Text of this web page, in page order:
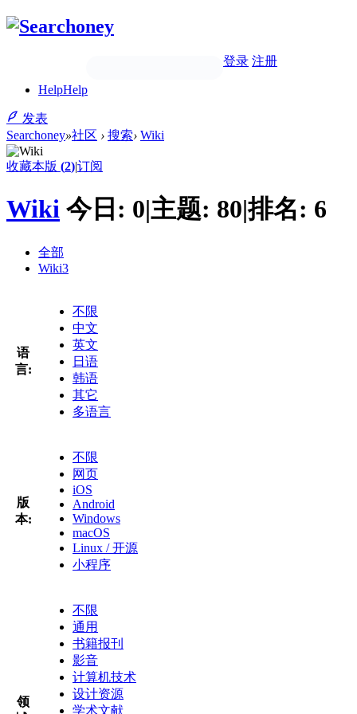
登录 注册
HelpHelp
发表
Searchoney»社区 › 搜索› Wiki
收藏本版 (2)|订阅
Wiki 今日: 0|主题: 80|排名: 6
全部
Wiki3
语
言:
不限
中文
英文
日语
韩语
其它
多语言
版
本:
不限
网页
iOS
Android
Windows
macOS
Linux / 开源
小程序
领
不限
通用
书籍报刊
影音
计算机技术
设计资源
学术文献